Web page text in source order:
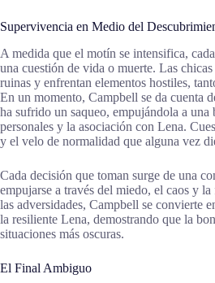
Supervivencia en Medio del
A medida que el motín se intensifica,
una cuestión de vida o muerte. Las
ruinas y enfrentan elementos hostiles,
En un momento, Campbell se da cuenta
ha sufrido un saqueo, empujándola a una
personales y la asociación con Lena.
y el velo de normalidad que alguna vez
Cada decisión que toman surge de una
empujarse a través del miedo, el caos y
las adversidades, Campbell se convierte
la resiliente Lena, demostrando que la
situaciones más oscuras.
El Final Ambiguo